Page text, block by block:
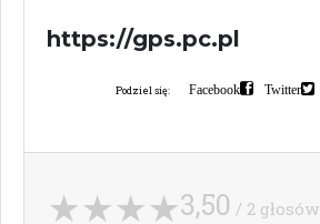
https://gps.pc.pl
Podziel się: Facebook Twitter
3,50 / 2 głosów